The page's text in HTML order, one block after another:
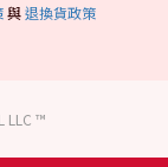
與退換貨政策
LLC ™